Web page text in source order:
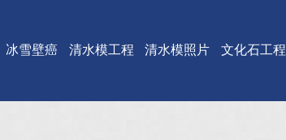
冰雪壁癌 清水模工程 清水模照片 文化石工程